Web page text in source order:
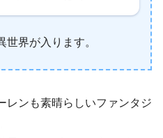
界が入ります。
レンも素晴らしいファンタジ